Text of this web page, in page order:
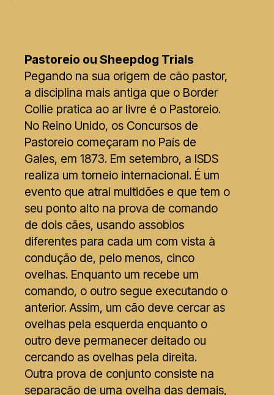
Pastoreio ou Sheepdog Trials
Pegando na sua origem de cão pastor,
a disciplina mais antiga que o Border
Collie pratica ao ar livre é o Pastoreio.
No Reino Unido, os Concursos de
Pastoreio começaram no País de
Gales, em 1873. Em setembro, a ISDS
realiza um torneio internacional. É um
evento que atrai multidões e que tem o
seu ponto alto na prova de comando
de dois cães, usando assobios
diferentes para cada um com vista à
condução de, pelo menos, cinco
ovelhas. Enquanto um recebe um
comando, o outro segue executando o
anterior. Assim, um cão deve cercar as
ovelhas pela esquerda enquanto o
outro deve permanecer deitado ou
cercando as ovelhas pela direita.
Outra prova de conjunto consiste na
separação de uma ovelha das demais,